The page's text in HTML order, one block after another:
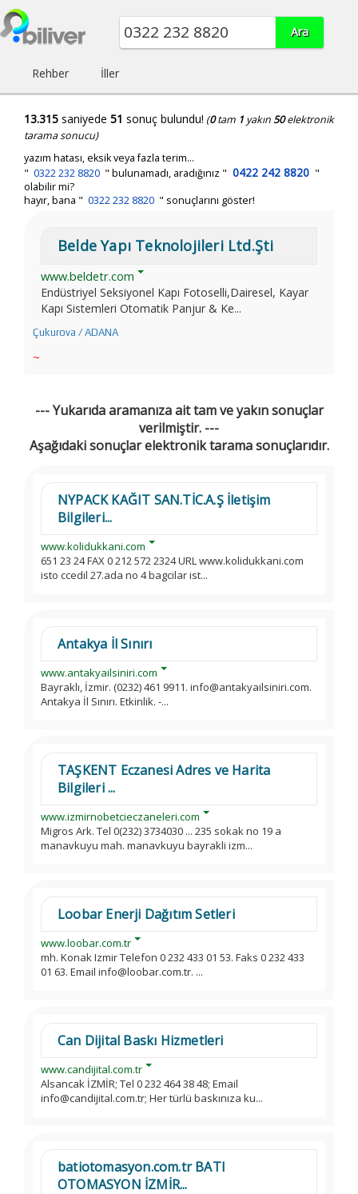
Rehber İller
13.315 saniyede 51 sonuç bulundu! (0tam 1 yakın 50elektronik
tarama sonucu)
yazım hatası, eksik veya fazla terim...
" 0322 232 8820 " bulunamadı, aradığınız " 0422 242 8820 "
olabilir mi?
hayır, bana " 0322 232 8820 " sonuçlarını göster!
Belde Yapı Teknolojileri Ltd.Şti
www.beldetr.com
Endüstriyel Seksiyonel Kapı Fotoselli,Dairesel, Kayar
Kapı Sistemleri Otomatik Panjur & Ke...
Çukurova / ADANA
~
--- Yukarıda aramanıza ait tam ve yakın sonuçlar
verilmiştir. ---
Aşağıdaki sonuçlar elektronik tarama sonuçlarıdır.
NYPACK KAĞIT SAN.TİC.A.Ş İletişim
Bilgileri...
www.kolidukkani.com
651 23 24 FAX 0 212 572 2324 URL www.kolidukkani.com
isto ccedil 27.ada no 4 bagcilar ist...
Antakya İl Sınırı
www.antakyailsiniri.com
Bayraklı, İzmir. (0232) 461 9911. info@antakyailsiniri.com.
Antakya İl Sınırı. Etkinlik. -...
TAŞKENT Eczanesi Adres ve Harita
Bilgileri ...
www.izmirnobetcieczaneleri.com
Migros Ark. Tel 0(232) 3734030 ... 235 sokak no 19 a
manavkuyu mah. manavkuyu bayrakli izm...
Loobar Enerji Dağıtım Setleri
www.loobar.com.tr
mh. Konak Izmir Telefon 0 232 433 01 53. Faks 0 232 433
01 63. Email info@loobar.com.tr. ...
Can Dijital Baskı Hizmetleri
www.candijital.com.tr
Alsancak İZMİR; Tel 0 232 464 38 48; Email
info@candijital.com.tr; Her türlü baskınıza ku...
batiotomasyon.com.tr BATI
OTOMASYON İZMİR...